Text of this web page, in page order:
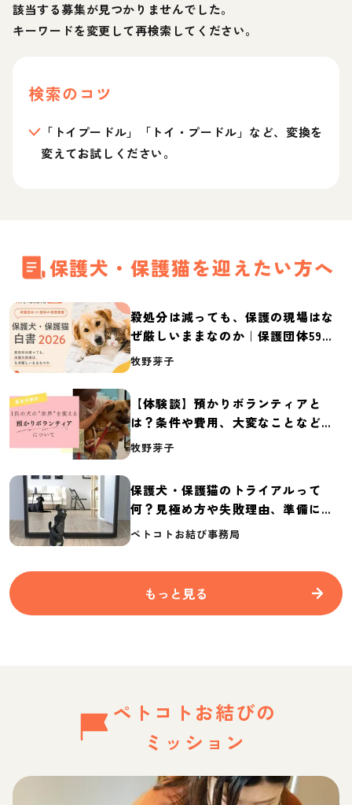
該当する募集が見つかりませんでした。
キーワードを変更して再検索してください。
検索のコツ
「トイプードル」「トイ・プードル」など、変換を
変えてお試しください。
保護犬・保護猫を迎えたい方へ
殺処分は減っても、保護の現場はな
ぜ厳しいままなのか｜保護団体59団
体の実態調査【保護犬・保護猫白書
牧野芽子
【体験談】預かりボランティアと
は？条件や費用、大変なことなど紹
介
牧野芽子
保護犬・保護猫のトライアルって
何？見極め方や失敗理由、準備に必
要なものを紹介
ペトコトお結び事務局
もっと見る
ペトコトお結びの
ミッション